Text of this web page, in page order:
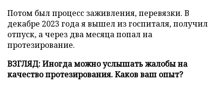
Потом был процесс заживления, перевязки. В
декабре 2023 года я вышел из госпиталя, получил
отпуск, а через два месяца попал на
протезирование.
ВЗГЛЯД: Иногда можно услышать жалобы на
качество протезирования. Каков ваш опыт?